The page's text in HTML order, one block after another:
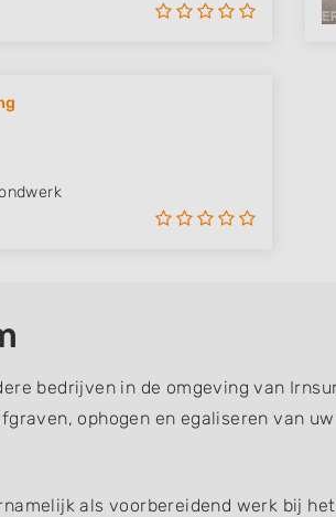
bedrijven in de omgeving van
ophogen en egaliseren van
als voorbereidend werk bij